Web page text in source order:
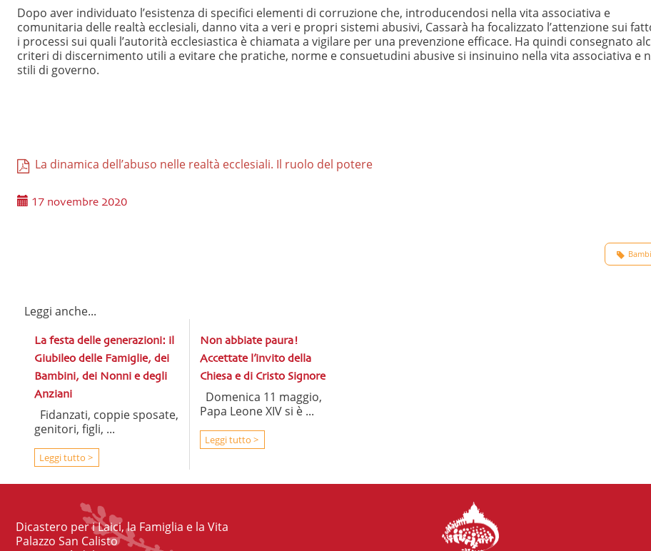
Dopo aver individuato l’esistenza di specifici elementi di corruzione che, introducendosi nella vita associativa e
comunitaria delle realtà ecclesiali, danno vita a veri e propri sistemi abusivi, Cassarà ha focalizzato l’attenzione sui
i processi sui quali l’autorità ecclesiastica è chiamata a vigilare per una prevenzione efficace. Ha quindi consegnato
criteri di discernimento utili a evitare che pratiche, norme e consuetudini abusive si insinuino nella vita associativa e
stili di governo.
La dinamica dell’abuso nelle realtà ecclesiali. Il ruolo del potere
17 novembre 2020
Leggi anche...
La festa delle generazioni: il
Giubileo delle Famiglie, dei
Bambini, dei Nonni e degli
Anziani
Fidanzati, coppie sposate,
genitori, figli, ...
Leggi tutto >
Non abbiate paura!
Accettate l’invito della
Chiesa e di Cristo Signore
Domenica 11 maggio,
Papa Leone XIV si è ...
Leggi tutto >
Dicastero per i Laici, la Famiglia e la Vita
Palazzo San Calisto